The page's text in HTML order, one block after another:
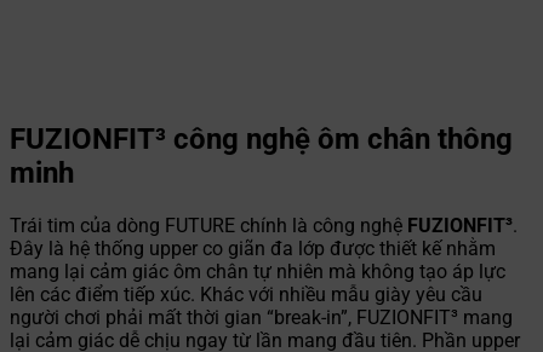
FUZIONFIT³ công nghệ ôm chân thông
minh
Trái tim của dòng FUTURE chính là công nghệ FUZIONFIT³.
Đây là hệ thống upper co giãn đa lớp được thiết kế nhằm
mang lại cảm giác ôm chân tự nhiên mà không tạo áp lực
lên các điểm tiếp xúc. Khác với nhiều mẫu giày yêu cầu
người chơi phải mất thời gian “break-in”, FUZIONFIT³ mang
lại cảm giác dễ chịu ngay từ lần mang đầu tiên. Phần upper